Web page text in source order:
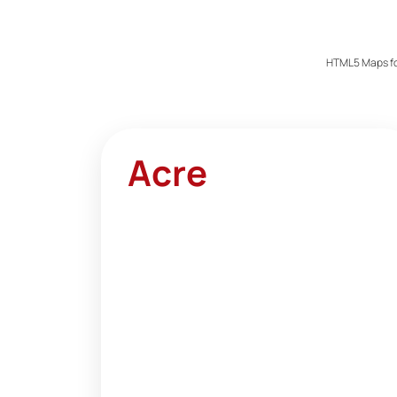
HTML5 Maps
Acre